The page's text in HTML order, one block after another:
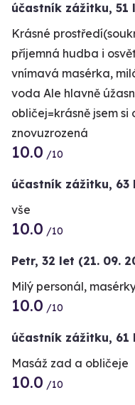
účastník zážitku, 51
Krásné
příjemná hudba i
vnímavá masérka,
voda Ale hlavně
obličej=krásně jsem
znovuzrozená
10.0 /10
účastník zážitku, 63
vše
10.0 /10
Petr, 32 let (21. 09.
Milý personál,
10.0 /10
účastník zážitku, 61
Masáž zad a obličeje
10.0 /10